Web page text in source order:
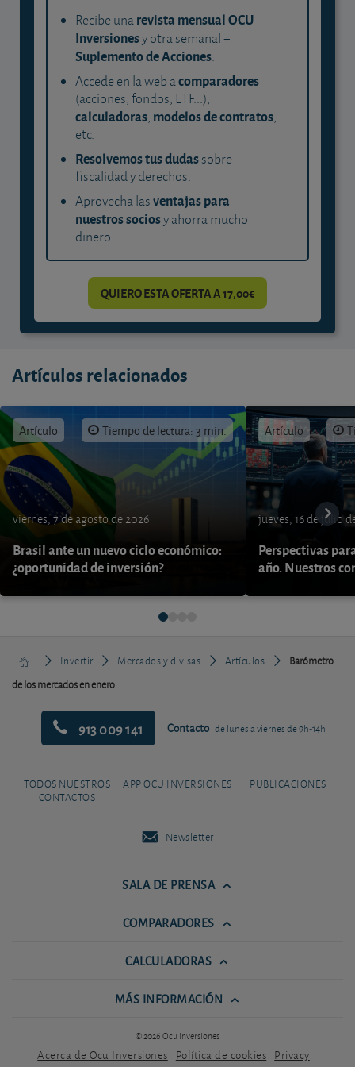
Recibe unarevista mensual OCU
Inversionesy otra semanal +
Suplemento de Acciones.
Accede en la web acomparadores
(acciones, fondos, ETF...),
calculadoras, modelos de contratos,
etc.
Resolvemos tus dudassobre
fiscalidad y derechos.
Aprovecha lasventajas para
nuestros sociosy ahorra mucho
dinero.
QUIERO ESTA OFERTA A 17,00€
Artículos relacionados
Artículo Tiempo de lectura: 3 min.
viernes, 7 de agosto de 2026
Brasil ante un nuevo ciclo económico:
¿oportunidad de inversión?
Artículo
jueves, 16 de julio
Perspectivas
año. Nuestros
Invertir Mercados y divisas Artículos
Barómetro
de los mercados en enero
913 009 141 Contacto de lunes a viernes de 9h-14h
TODOS NUESTROS
CONTACTOS
APP OCU INVERSIONES PUBLICACIONES
Newsletter
SALA DE PRENSA
COMPARADORES
CALCULADORAS
MÁS INFORMACIÓN
© 2026 Ocu Inversiones
Acerca de Ocu Inversiones Política de cookies Privacy